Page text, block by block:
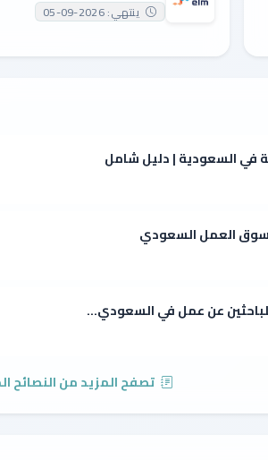
ينتهي: 2026-09-05
في السعودية | دليل شامل
سوق العمل السعودي
عن عمل في السعودي...
تصفح المزيد من النصائح